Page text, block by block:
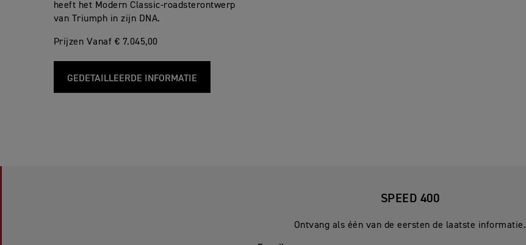
heeft het Modern Classic-roadsterontwerp
van Triumph in zijn DNA.
Prijzen Vanaf € 7.045,00
GEDETAILLEERDE INFORMATIE
SPEED 400
Ontvang als één van de eersten de laatste informatie.